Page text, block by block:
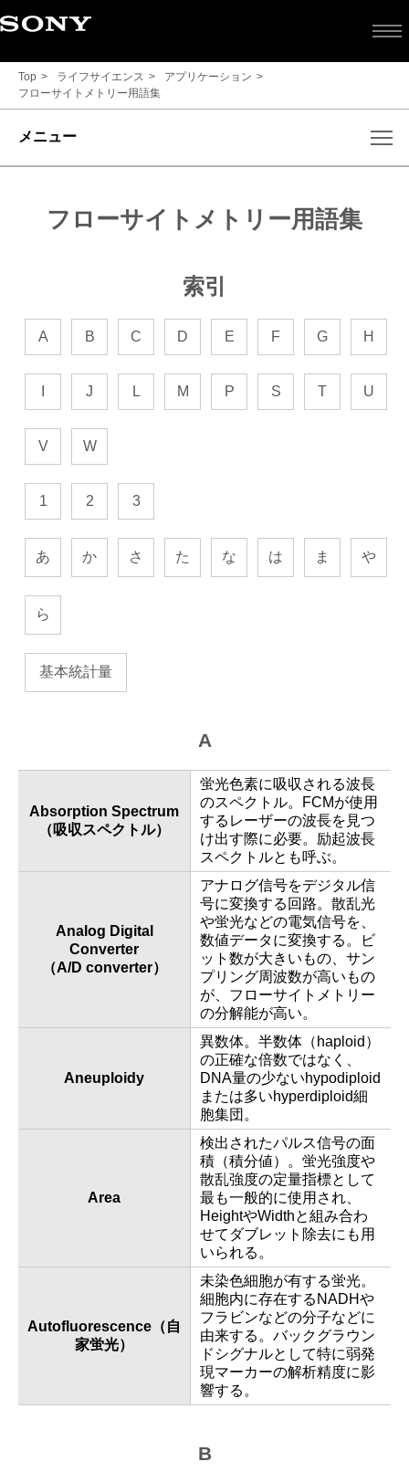
Top ライフサイエンス
アプリケーション
フローサイトメトリー用語集
メニュー
フローサイトメトリー用語集
索引
A B C D E F G H
J L M P S T U
V W
1 2 3
あ か さ た な は ま や
ら
基本統計量
A
Absorption Spectrum
（吸収スペクトル）
蛍光色素に吸収される波長
のスペクトル。FCMが使用
するレーザーの波長を見つ
け出す際に必要。励起波長
スペクトルとも呼ぶ。
Analog Digital
Converter
（A/D converter）
アナログ信号をデジタル信
号に変換する回路。散乱光
や蛍光などの電気信号を、
数値データに変換する。ビ
ット数が大きいもの、サン
プリング周波数が高いもの
が、フローサイトメトリー
の分解能が高い。
Aneuploidy
異数体。半数体（haploid）
の正確な倍数ではなく、
DNA量の少ないhypodiploid
または多いhyperdiploid細
胞集団。
Area
検出されたパルス信号の面
積（積分値）。蛍光強度や
散乱強度の定量指標として
最も一般的に使用され、
HeightやWidthと組み合わ
せてダブレット除去にも用
いられる。
Autofluorescence（自
家蛍光）
未染色細胞が有する蛍光。
細胞内に存在するNADHや
フラビンなどの分子などに
由来する。バックグラウン
ドシグナルとして特に弱発
現マーカーの解析精度に影
響する。
B